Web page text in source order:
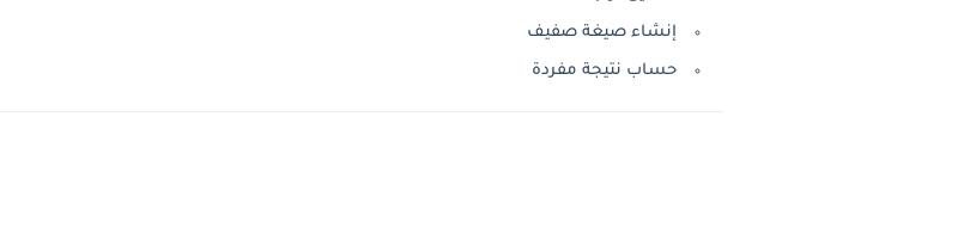
إنشاء صيغة صفيف
حساب نتيجة مفردة